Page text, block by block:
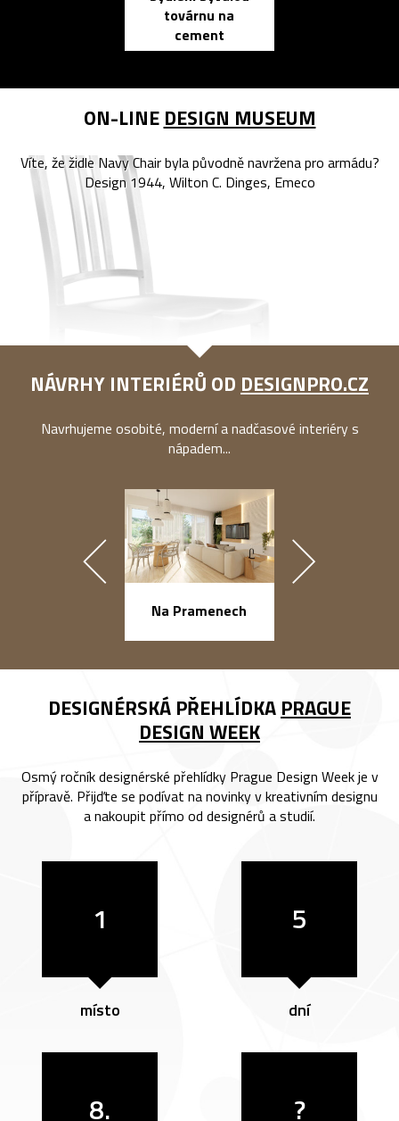
továrnu na
cement
ON-LINE DESIGN MUSEUM
Víte, že židle Navy Chair byla původně navržena pro armádu?
Design 1944, Wilton C. Dinges, Emeco
NÁVRHY INTERIÉRŮ OD DESIGNPRO.CZ
Navrhujeme osobité, moderní a nadčasové interiéry s
nápadem...
Na Pramenech
DESIGNÉRSKÁ PŘEHLÍDKA PRAGUE
DESIGN WEEK
Osmý ročník designérské přehlídky Prague Design Week je v
přípravě. Přijďte se podívat na novinky v kreativním designu
a nakoupit přímo od designérů a studií.
1
místo
5
dní
8. ?